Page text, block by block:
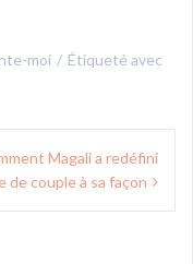
moi
Étiqueté avec
Magali a redéfini
de couple à sa façon